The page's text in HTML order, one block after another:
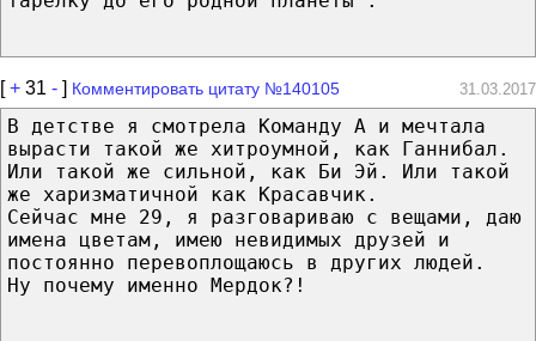
[+ 31 - ] Комментировать цитату №140105 31.03.2017
В детстве я смотрела Команду А и мечтала
вырасти такой же хитроумной, как Ганнибал.
Или такой же сильной, как Би Эй. Или такой
же харизматичной как Красавчик.
Сейчас мне 29, я разговариваю с вещами, даю
имена цветам, имею невидимых друзей и
постоянно перевоплощаюсь в других людей.
Ну почему именно Мердок?!